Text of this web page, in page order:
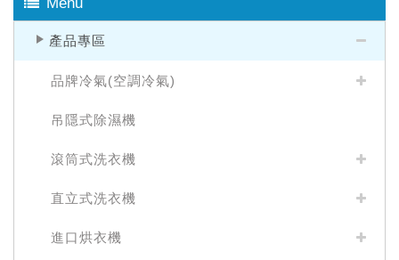
產品專區
品牌冷氣(空調冷氣)
吊隱式除濕機
滾筒式洗衣機
直立式洗衣機
進口烘衣機